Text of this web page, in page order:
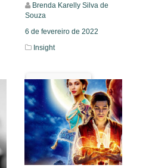
Brenda Karelly Silva de
Souza
6 de fevereiro de 2022
Insight
Leia Mais